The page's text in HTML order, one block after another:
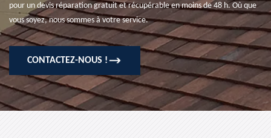
pour un devis réparation gratuit et récupérable en moins de 48 h. Où que
vous soyez, nous sommes à votre service.
CONTACTEZ-NOUS !